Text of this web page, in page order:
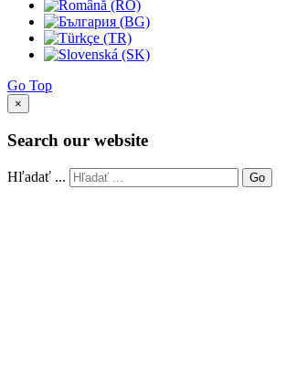
Go Top
×
Search our website
Hľadať ... Go